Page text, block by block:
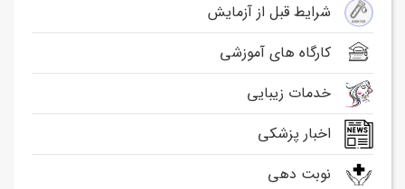
شرایط قبل از آزمایش
کارگاه های آموزشی
خدمات زیبایی
اخبار پزشکی
نوبت دهی